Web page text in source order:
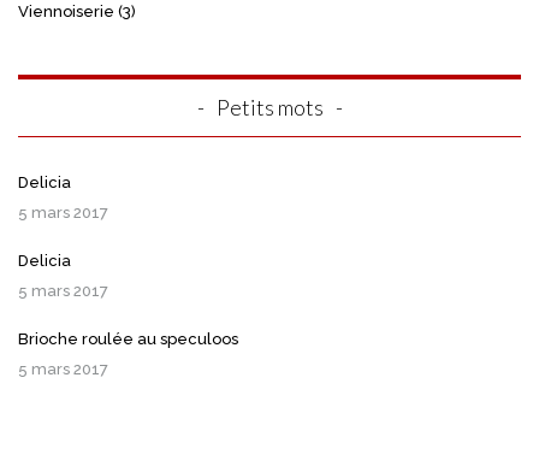
Viennoiserie (3)
Petits mots
Delicia
5 mars 2017
Delicia
5 mars 2017
Brioche roulée au speculoos
5 mars 2017